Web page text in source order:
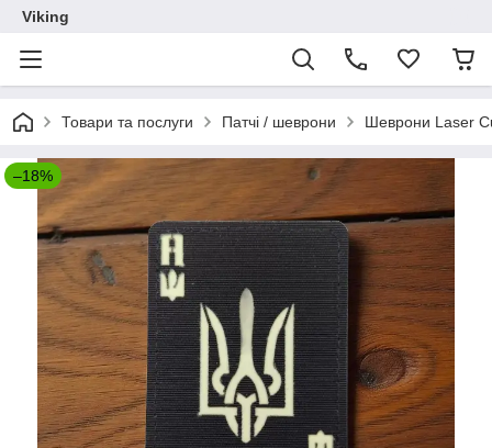
Viking
Товари та послуги Патчі / шеврони Шеврони Laser
–18%